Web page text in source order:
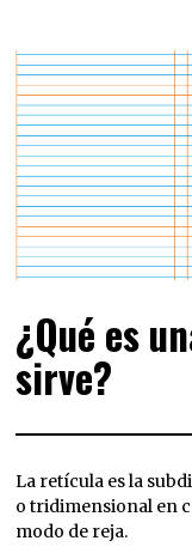
¿Qué es
sirve?
La retícula es la
o tridimensional en
modo de reja.